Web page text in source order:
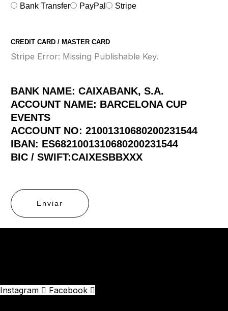
Bank Transfer PayPal Stripe
CREDIT CARD / MASTER CARD
Stripe Error: Missing Publishable Key.
BANK NAME: CAIXABANK, S.A.
ACCOUNT NAME: BARCELONA CUP
EVENTS
ACCOUNT NO: 21001310680200231544
IBAN: ES6821001310680200231544
BIC / SWIFT:CAIXESBBXXX
Enviar
Instagram Facebook